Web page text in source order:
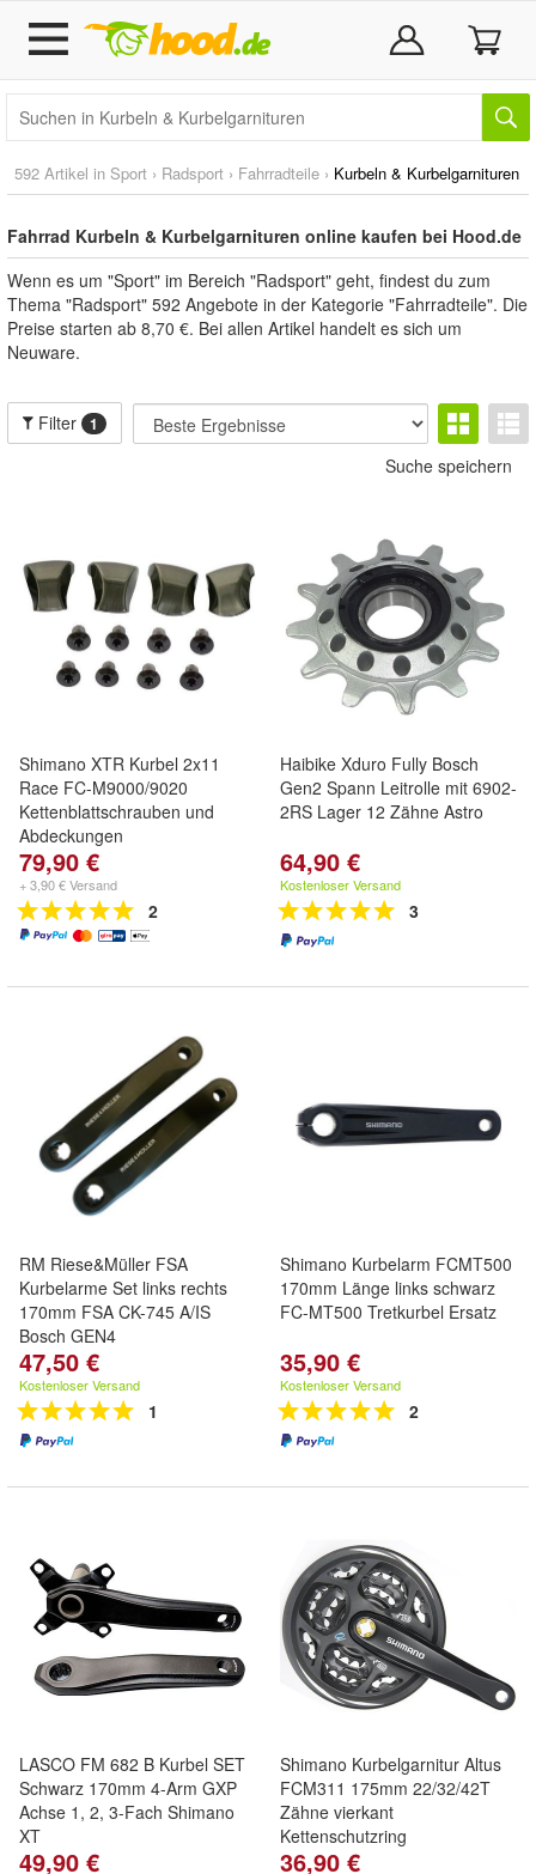
592 Artikel in Sport › Radsport › Fahrradteile › Kurbeln & Kurbelgarnituren
Fahrrad Kurbeln & Kurbelgarnituren online kaufen bei Hood.de
Wenn es um "Sport" im Bereich "Radsport" geht, findest du zum
Thema "Radsport" 592 Angebote in der Kategorie "Fahrradteile". Die
Preise starten ab 8,70 €. Bei allen Artikel handelt es sich um
Neuware.
Filter 1
Suche speichern
Shimano XTR Kurbel 2x11
Race FC-M9000/9020
Kettenblattschrauben und
Abdeckungen
79,90 €
+ 3,90 € Versand
2
Haibike Xduro Fully Bosch
Gen2 Spann Leitrolle mit 6902-
2RS Lager 12 Zähne Astro
64,90 €
Kostenloser Versand
3
RM Riese&Müller FSA
Kurbelarme Set links rechts
170mm FSA CK-745 A/IS
Bosch GEN4
47,50 €
Kostenloser Versand
1
Shimano Kurbelarm FCMT500
170mm Länge links schwarz
FC-MT500 Tretkurbel Ersatz
35,90 €
Kostenloser Versand
2
LASCO FM 682 B Kurbel SET
Schwarz 170mm 4-Arm GXP
Achse 1, 2, 3-Fach Shimano
XT
49,90 €
Shimano Kurbelgarnitur Altus
FCM311 175mm 22/32/42T
Zähne vierkant
Kettenschutzring
36,90 €